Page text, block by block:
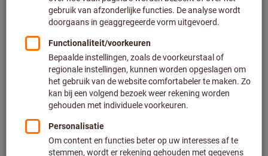
Prijs per 1 paar
Excl. verzendkosten
Klantspecifieke prijzen voor zakelijke klanten na
/ aanmelding.